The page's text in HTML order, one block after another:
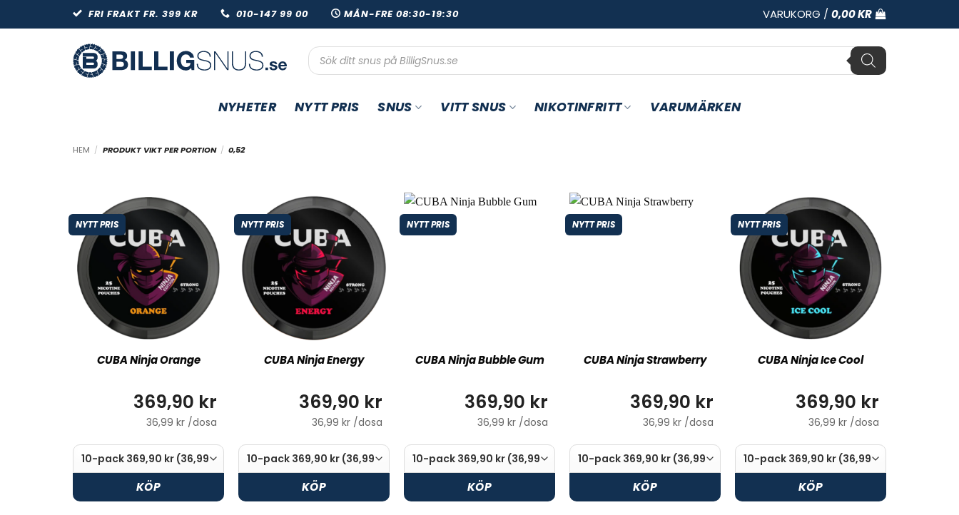
to
FRI FRAKT FR. 399 KR 010-147 99 00 MÅN-FRE 08:30-19:30 VARUKORG / 0,00KR
Produktsökning
NYHETER NYTT PRIS SNUS VITT SNUS NIKOTINFRITT VARUMÄRKEN
HEM / PRODUKT VIKT PER PORTION / 0,52
NYTT PRIS
CUBA Ninja Orange
369,90 kr
36,99 kr /dosa
KÖP
NYTT PRIS
CUBA Ninja Energy
369,90 kr
36,99 kr /dosa
KÖP
NYTT PRIS
CUBA Ninja Bubble Gum
369,90 kr
36,99 kr /dosa
KÖP
NYTT PRIS
CUBA Ninja Strawberry
369,90 kr
36,99 kr /dosa
KÖP
NYTT PRIS
CUBA Ninja Ice Cool
369,90 kr
36,99 kr /dosa
KÖP